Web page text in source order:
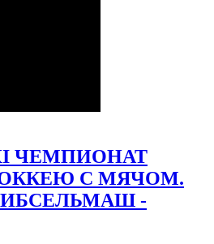
ЧЕМПИОНАТ
С МЯЧОМ.
-